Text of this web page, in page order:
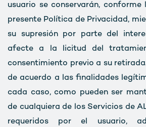
usuario se conservarán,
presente Política de Privacidad,
su supresión por parte del
afecte a la licitud del
consentimiento previo a su
de acuerdo a las finalidades
cada caso, como pueden ser
de cualquiera de los Servicios de
requeridos por el usuario,